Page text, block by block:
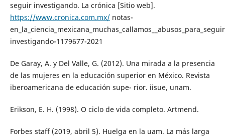
seguir investigando. La crónica [Sitio web].
https://www.cronica.com.mx/notas-
investigando-1179677-2021
De Garay, A. y Del Valle, G. (2012). Una mirada a la presencia
de las mujeres en la educación superior en México. Revista
iberoamericana de educación supe- rior. iisue, unam.
Erikson, E. H. (1998). O ciclo de vida completo. Artmend.
Forbes staff (2019, abril 5). Huelga en la uam. La más larga